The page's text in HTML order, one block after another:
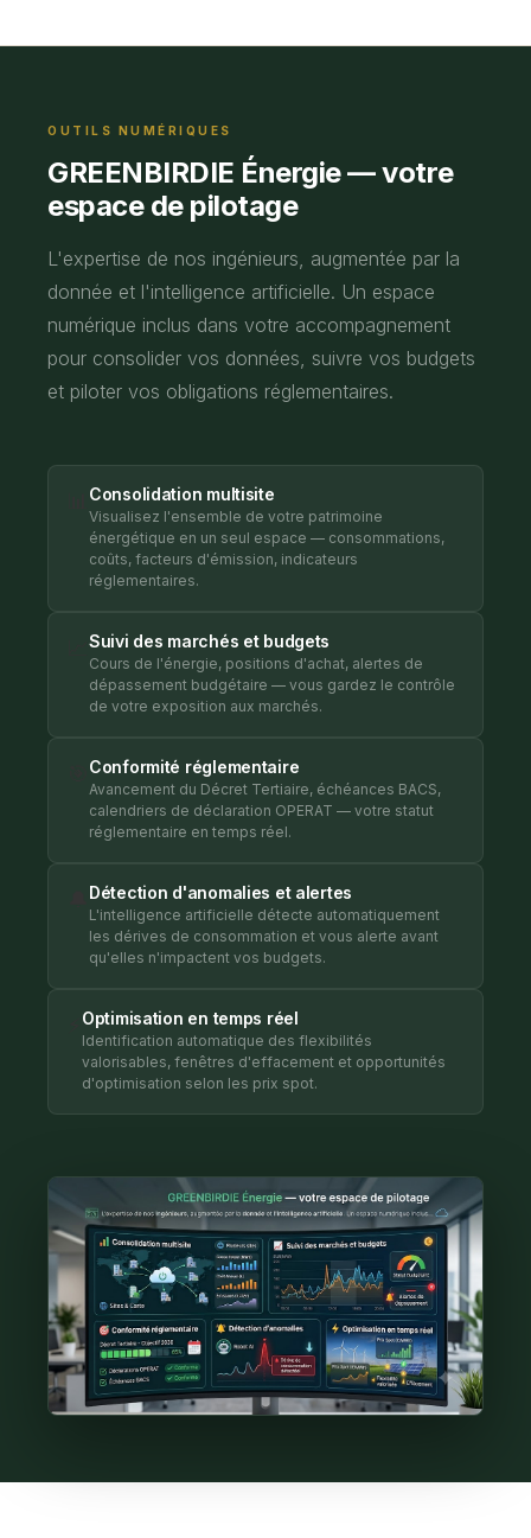
OUTILS NUMÉRIQUES
GREENBIRDIE Énergie — votre
espace de pilotage
L'expertise de nos ingénieurs, augmentée par la
donnée et l'intelligence artificielle. Un espace
numérique inclus dans votre accompagnement
pour consolider vos données, suivre vos budgets
et piloter vos obligations réglementaires.
Consolidation multisite
Visualisez l'ensemble de votre patrimoine
énergétique en un seul espace — consommations,
coûts, facteurs d'émission, indicateurs
réglementaires.
Suivi des marchés et budgets
Cours de l'énergie, positions d'achat, alertes de
dépassement budgétaire — vous gardez le contrôle
de votre exposition aux marchés.
Conformité réglementaire
Avancement du Décret Tertiaire, échéances BACS,
calendriers de déclaration OPERAT — votre statut
réglementaire en temps réel.
Détection d'anomalies et alertes
L'intelligence artificielle détecte automatiquement
les dérives de consommation et vous alerte avant
qu'elles n'impactent vos budgets.
Optimisation en temps réel
Identification automatique des flexibilités
valorisables, fenêtres d'effacement et opportunités
d'optimisation selon les prix spot.